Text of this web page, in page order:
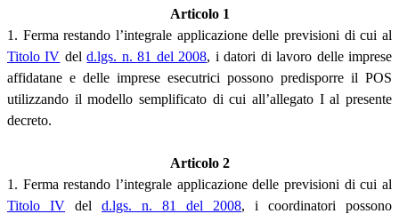
Articolo 1
1. Ferma restando l’integrale applicazione delle previsioni di cui al
Titolo IV deld.lgs. n. 81 del 2008, i datori di lavoro delle imprese
affidatane e delle imprese esecutrici possono predisporre il POS
utilizzando il modello semplificato di cui all’allegato I al presente
decreto.
Articolo 2
1. Ferma restando l’integrale applicazione delle previsioni di cui al
Titolo IV del d.lgs. n. 81 del 2008, i coordinatori possono